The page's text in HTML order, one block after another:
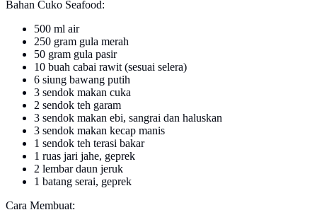
Bahan Cuko Seafood:
500 ml air
250 gram gula merah
50 gram gula pasir
10 buah cabai rawit (sesuai selera)
6 siung bawang putih
3 sendok makan cuka
2 sendok teh garam
3 sendok makan ebi, sangrai dan haluskan
3 sendok makan kecap manis
1 sendok teh terasi bakar
1 ruas jari jahe, geprek
2 lembar daun jeruk
1 batang serai, geprek
Cara Membuat: